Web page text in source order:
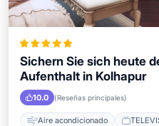
Sichern Sie sich heute
Aufenthalt in Kolhapur
10.0 (Reseñas principales)
Aire acondicionado